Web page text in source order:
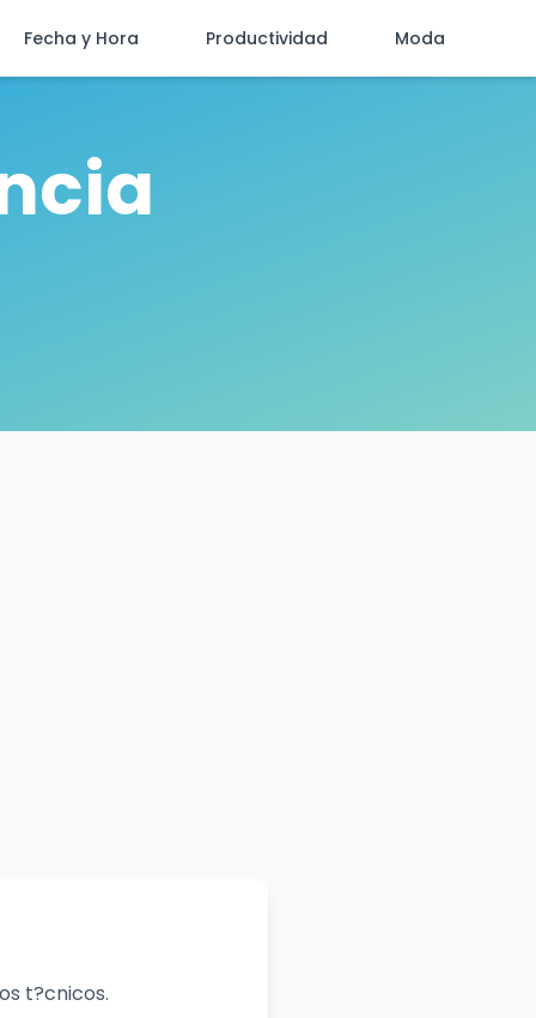
Fecha y Hora Productividad Moda
t?cnicos.